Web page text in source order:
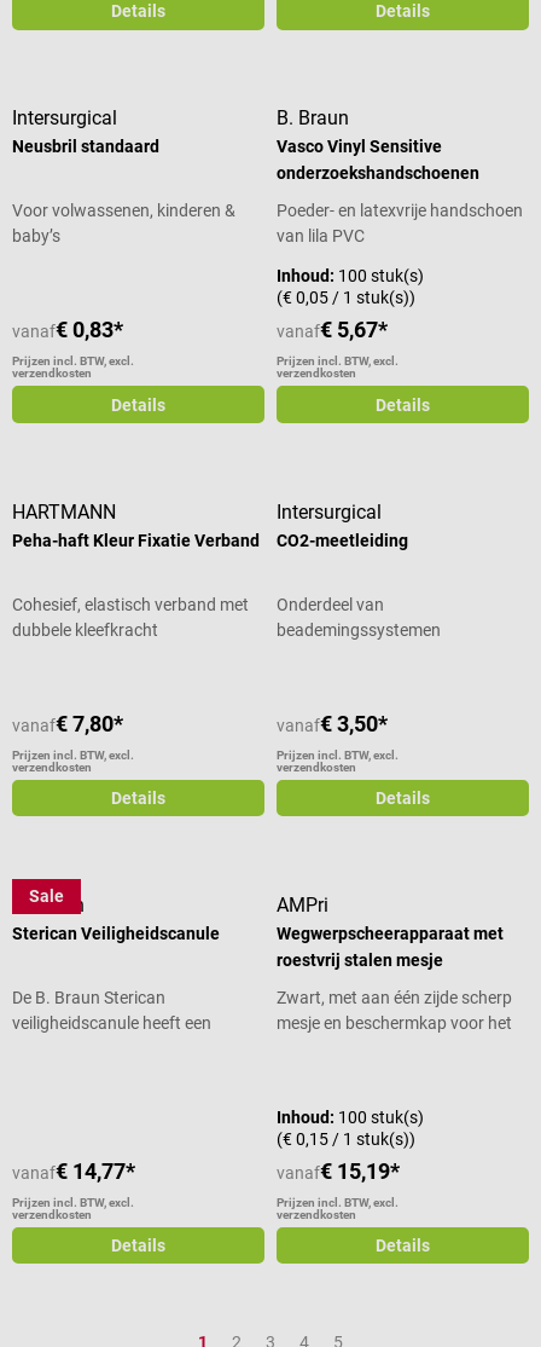
Details Details
Intersurgical
Neusbril standaard
Voor volwassenen, kinderen &
baby’s
vanaf€ 0,83*
Prijzen incl. BTW, excl.
verzendkosten
Details
B. Braun
Vasco Vinyl Sensitive
onderzoekshandschoenen
Poeder- en latexvrije handschoen
van lila PVC
Inhoud: 100 stuk(s)
(€ 0,05 / 1 stuk(s))
vanaf€ 5,67*
Prijzen incl. BTW, excl.
verzendkosten
Details
HARTMANN
Peha-haft Kleur Fixatie Verband
Cohesief, elastisch verband met
dubbele kleefkracht
vanaf€ 7,80*
Prijzen incl. BTW, excl.
verzendkosten
Details
Intersurgical
CO2-meetleiding
Onderdeel van
beademingssystemen
vanaf€ 3,50*
Prijzen incl. BTW, excl.
verzendkosten
Details
Sale
B. Braun
Sterican Veiligheidscanule
De B. Braun Sterican
veiligheidscanule heeft een
oog aan. Na de punctie wordt het
schild over de canule gevouwen
en een hoorbare en voelbare klik
bevestigt de activering van het
vanaf€ 14,77*
Prijzen incl. BTW, excl.
verzendkosten
Details
AMPri
Wegwerpscheerapparaat met
roestvrij stalen mesje
Zwart, met aan één zijde scherp
mesje en beschermkap voor het
Inhoud: 100 stuk(s)
(€ 0,15 / 1 stuk(s))
vanaf€ 15,19*
Prijzen incl. BTW, excl.
verzendkosten
Details
Pagina
1 Pagina
2 Pagina
3 Pagina
4 Pagina
5